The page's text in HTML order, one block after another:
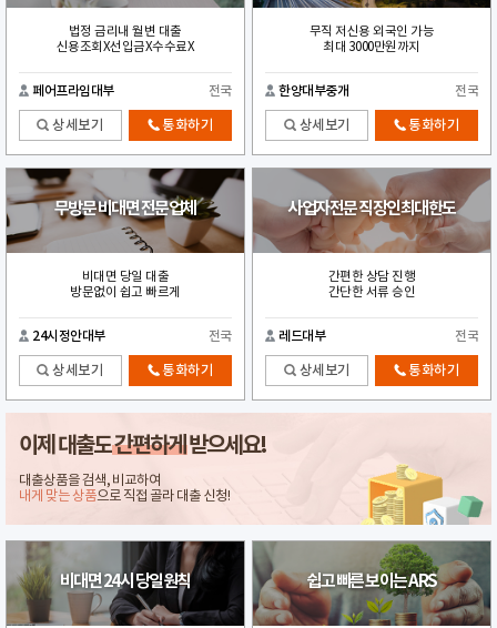
법정 금리내 월변 대출
신용조회X선입금X수수료X
페어프라임대부 전국
상세보기 통화하기
무직 저신용 외국인 가능
최대 3000만원까지
한양대부중개 전국
상세보기 통화하기
무방문 비대면 전문업체
비대면 당일 대출
방문없이 쉽고 빠르게
24시정안대부 전국
상세보기 통화하기
사업자전문 직장인최대한도
간편한 상담 진행
간단한 서류 승인
레드대부 전국
상세보기 통화하기
이제 대출도간편하게받으세요!
대출상품을 검색, 비교하여
내게 맞는 상품으로 직접 골라 대출 신청!
비대면 24시 당일원칙 쉽고 빠른 보이는 ARS